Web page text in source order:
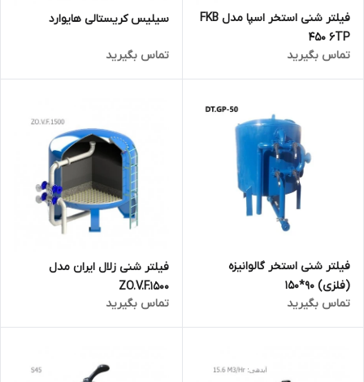
فیلتر شنی استخر اسپا مدل FKB
450 6TP
تماس بگیرید
سیلیس کریستالی هایوارد
تماس بگیرید
فیلتر شنی استخر گالوانیزه
(فلزی) 90*150
تماس بگیرید
فیلتر شنی زلال ایران مدل
ZO.V.F.1500
تماس بگیرید